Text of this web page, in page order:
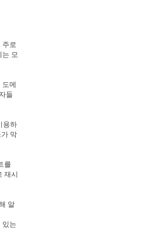
주로
는 모
메
들
용하
막
를
시
알
있는